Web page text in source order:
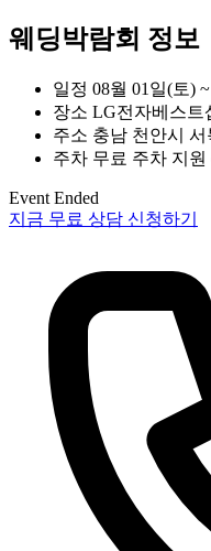
웨딩박람회 정보
일정 08월 01일(토)
장소 LG전자베스트
주소 충남 천안시
주차 무료 주차 지
Event Ended
지금 무료 상담 신청하기